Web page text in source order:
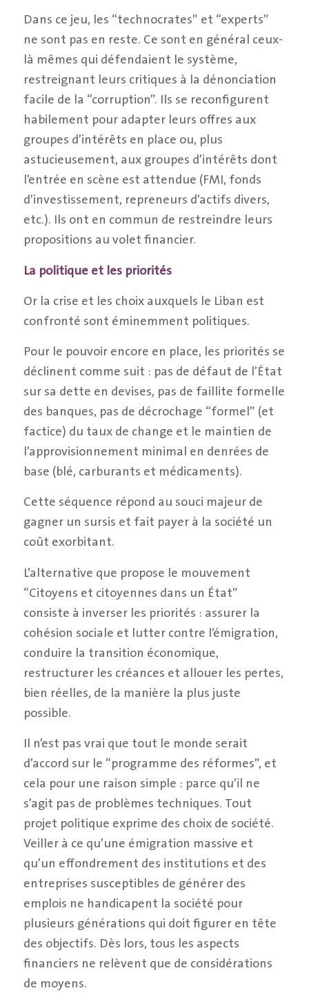
Dans ce jeu, les “technocrates” et “experts”
ne sont pas en reste. Ce sont en général ceux-
là mêmes qui défendaient le système,
restreignant leurs critiques à la dénonciation
facile de la “corruption”. Ils se reconfigurent
habilement pour adapter leurs offres aux
groupes d’intérêts en place ou, plus
astucieusement, aux groupes d’intérêts dont
l’entrée en scène est attendue (FMI, fonds
d’investissement, repreneurs d’actifs divers,
etc.). Ils ont en commun de restreindre leurs
propositions au volet financier.
La politiqueet les priorités
Or la crise et les choix auxquels le Liban est
confronté sont éminemment politiques.
Pour le pouvoir encore en place, les priorités se
déclinent comme suit : pas de défaut de l’État
sur sa dette en devises, pas de faillite formelle
des banques, pas de décrochage “formel” (et
factice) du taux de change et le maintien de
l’approvisionnement minimal en denrées de
base (blé, carburants et médicaments).
Cette séquence répond au souci majeur de
gagner un sursis et fait payer à la société un
coût exorbitant.
L’alternative que propose le mouvement
“Citoyens et citoyennes dans un État”
consiste à inverser les priorités : assurer la
cohésion sociale et lutter contre l’émigration,
conduire la transition économique,
restructurer les créances et allouer les pertes,
bien réelles, de la manière la plus juste
possible.
Il n’est pas vrai que tout le monde serait
d’accord sur le “programme des réformes”, et
cela pour une raison simple : parce qu’il ne
s’agit pas de problèmes techniques. Tout
projet politique exprime des choix de société.
Veiller à ce qu’une émigration massive et
qu’un effondrement des institutions et des
entreprises susceptibles de générer des
emplois ne handicapent la société pour
plusieurs générations qui doit figurer en tête
des objectifs. Dès lors, tous les aspects
financiers ne relèvent que de considérations
de moyens.